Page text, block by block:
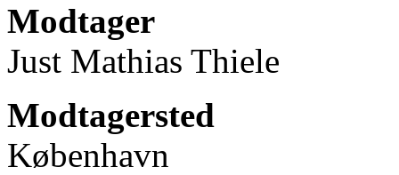
Modtager
Just Mathias Thiele
Modtagersted
København